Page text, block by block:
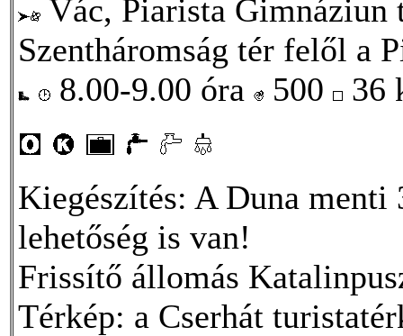
Vác, Piarista Gimnáziun
Szentháromság tér felől a
8.00-9.00 óra
500 36
Kiegészítés: A Duna
lehetőség is van!
Frissítő állomás
Térkép: a Cserhát